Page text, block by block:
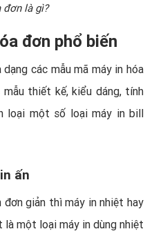
đơn là gì?
đơn phổ biến
các mẫu mã máy in hóa
thiết kế, kiểu dáng, tính
loại một số loại máy in bill
ấn
giản thì máy in nhiệt hay
là một loại máy in dùng nhiệt